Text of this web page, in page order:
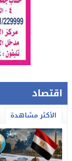
اقتصاد
الأكثر مشاهدة